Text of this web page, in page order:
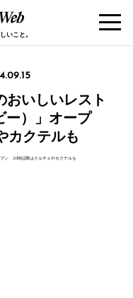
いこと。
おいしいレスト
ー）」オープ
カクテルも